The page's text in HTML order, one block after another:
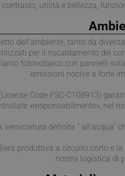
utilità e bellezza,
dell’ambiente, tanto da
per il riscaldamento dei
fotovoltaico con pannelli
emissioni nocive a forte
Code FSC-C108913)
«responsabilmente», nel
definita “
produttiva a circuito corto e
nostra logistica di